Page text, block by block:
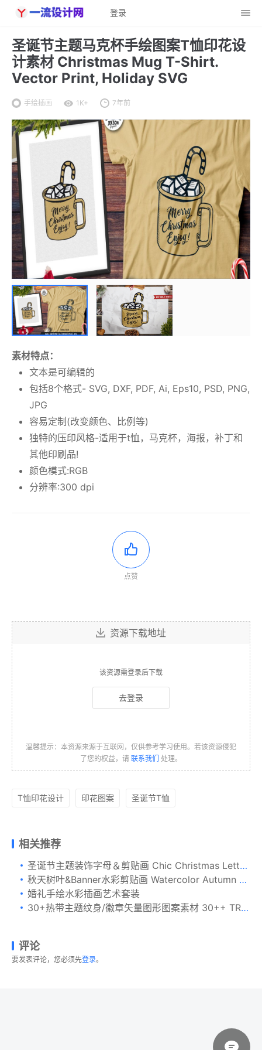
登录
圣诞节主题马克杯手绘图案T恤印花设
计素材 Christmas Mug T-Shirt.
Vector Print, Holiday SVG
手绘插画 1K+ 7年前
素材特点：
文本是可编辑的
包括8个格式- SVG, DXF, PDF, Ai, Eps10, PSD, PNG,
JPG
容易定制(改变颜色、比例等)
独特的压印风格-适用于t恤，马克杯，海报，补丁和
其他印刷品!
颜色模式:RGB
分辨率:300 dpi
点赞
资源下载地址
该资源需登录后下载
去登录
温馨提示：本资源来源于互联网，仅供参考学习使用。若该资源侵犯
了您的权益，请 联系我们 处理。
T恤印花设计 印花图案 圣诞节T恤
相关推荐
圣诞节主题装饰字母＆剪贴画 Chic Christmas Lettering & Clipart
秋天树叶&Banner水彩剪贴画 Watercolor Autumn Leaves & Banners
婚礼手绘水彩插画艺术套装
30+热带主题纹身/徽章矢量图形图案素材 30++ TROPICAL TATTOO VECTOR & BADGES
评论
要发表评论，您必须先登录。